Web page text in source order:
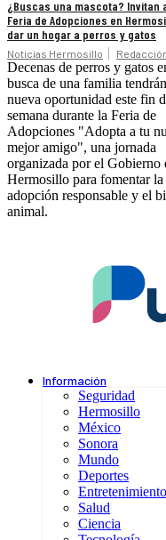
¿Buscas una mascota? Invitan
Feria de Adopciones en
dar un hogar a perros y gatos
Noticias Hermosillo
Decenas de perros y gatos
busca de una familia
nueva oportunidad este fin
semana durante la Feria de
Adopciones "Adopta a tu
mejor amigo", una jornada
organizada por el Gobierno
Hermosillo para fomentar la
adopción responsable y el
animal.
Información
Seguridad
Hermosillo
México
Sonora
Mundo
Deportes
Salud
Ciencia